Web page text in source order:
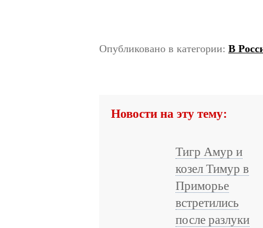
Опубликовано в категории: В
Новости на эту тему:
Тигр Амур и
козел Тимур в
Приморье
встретились
после разлуки